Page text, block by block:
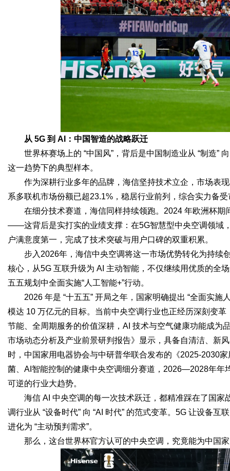
从 5G 到 AI：中国智造的战略跃迁
世界杯赛场上的 “中国风”，背后是中国制造业从 “制造”
这一趋势下的典型样本。
作为深耕行业多年的品牌，海信坚持技术立企，市场表
系多联机市场份额已超23.1%，稳居行业前列，综合实力备
在细分技术赛道，海信同样持续领跑。2024 年欧洲杯期
——这背后是实打实的业绩支撑：在5G智慧型中央空调领域
户满意度第一，完成了技术突破与用户口碑的双重积累。
步入2026年，海信中央空调将这一市场优势转化为持续
核心，从5G 互联升级为 AI 主动智能，不仅继续用优质的全
五五规划中全面实施“人工智能+”行动。
2026 年是 “十五五” 开局之年，国家明确提出 “全面实施
模达 10 万亿元的目标。当前中央空调行业也正经历深刻变
节能、全周期服务的价值深耕，AI 技术与空气健康功能成为
市场动态分析及产业前景研判报告》显示，具备自清洁、新
时，中国家用电器协会与中研普华联合发布的《2025-2030
菌、AI智能控制的健康中央空调细分赛道，2026—2028年年
可逆的行业大趋势。
海信 AI 中央空调的每一次技术跃迁，都精准踩在了国
调行业从 “设备时代” 向 “AI 时代” 的范式变革。5G 让设备
进化为 “主动预判需求”。
那么，这台世界杯官方认可的中央空调，究竟能为中国